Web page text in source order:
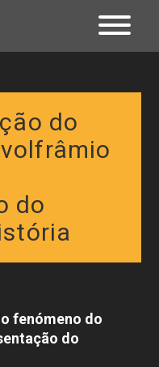
Território
Ações
Blogue
do
do
fenómeno do
do